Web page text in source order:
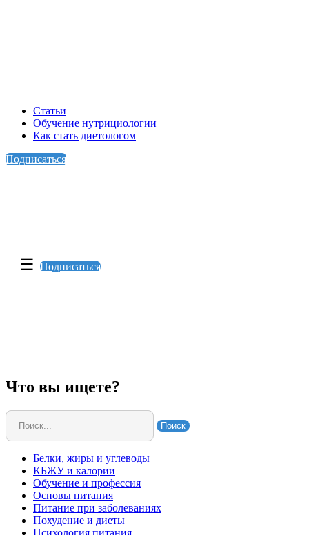
Статьи
Обучение нутрициологии
Как стать диетологом
Подписаться
☰ Подписаться
Что вы ищете?
Поиск
Белки, жиры и углеводы
КБЖУ и калории
Обучение и профессия
Основы питания
Питание при заболеваниях
Похудение и диеты
Психология питания